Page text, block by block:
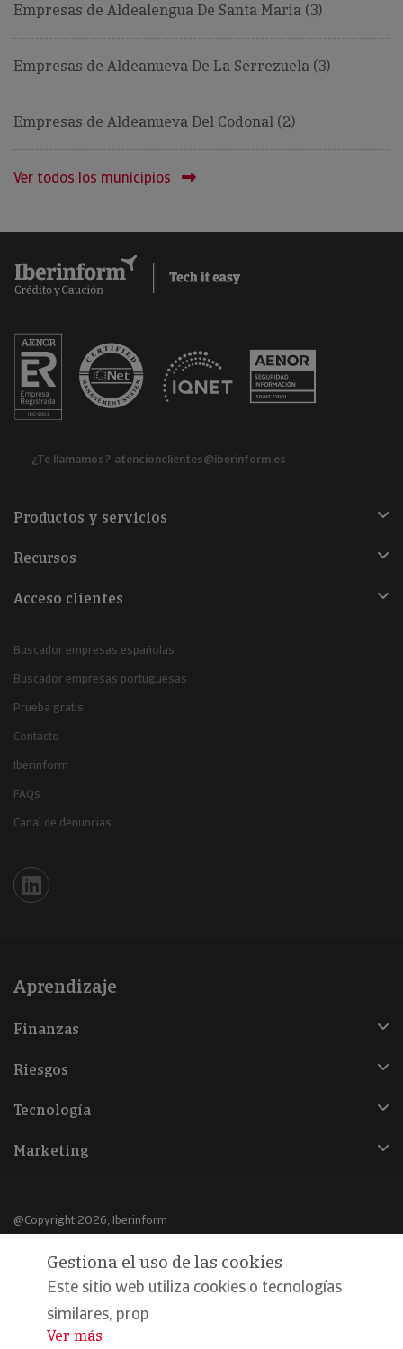
Empresas de Aldealengua De Santa Maria (3)
Empresas de Aldeanueva De La Serrezuela (3)
Empresas de Aldeanueva Del Codonal (2)
Ver todos los municipios
¿Te llamamos? atencionclientes@iberinform.es
Productos y servicios
Recursos
Acceso clientes
Buscador empresas españolas
Buscador empresas portuguesas
Prueba gratis
Contacto
Iberinform
FAQs
Canal de denuncias
Iberinform en Linkedin
Aprendizaje
Finanzas
Riesgos
Tecnología
Marketing
@Copyright 2026, Iberinform
Aviso legal
Política de cookies
Declaración de privacidad
Gestiona el uso de las cookies
Este sitio web utiliza cookies o tecnologías
similares, prop
...
Ver más